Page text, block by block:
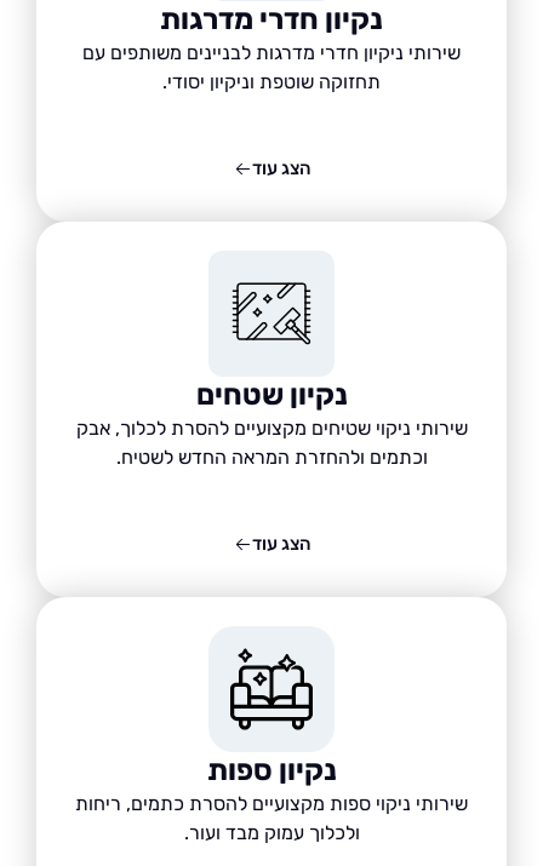
נקיון חדרי מדרגות
שירותי ניקיון חדרי מדרגות לבניינים משותפים עם
תחזוקה שוטפת וניקיון יסודי.
נקיון שטחים
שירותי ניקוי שטיחים מקצועיים להסרת לכלוך, אבק
וכתמים ולהחזרת המראה החדש לשטיח.
נקיון ספות
שירותי ניקוי ספות מקצועיים להסרת כתמים, ריחות
ולכלוך עמוק מבד ועור.